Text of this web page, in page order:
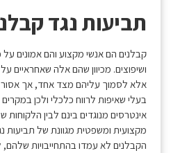
תביעות נגד קבלנים
קבלנים הם אנשי מקצוע והם אמונים על
ושיפוצים. מכיוון שהם אלה שאחראיים על כל
אלא לסמוך עליהם מצד אחד, אך אסור
בעלי שאיפות לרווח כלכלי ולכן במקרים כאלה
אינטרסים מנוגדים בינם לבין הלקוחות
מקצועית ומשפטית מגוונת של תביעות נגד
הקבלנים לא עמדו בהתחייבויות שלהם, לא